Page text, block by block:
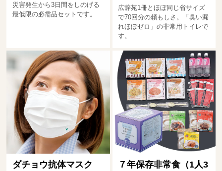
災害発生から3日間をしのげる
最低限の必需品セットです。
広辞苑1冊とほぼ同じ省サイズ
で70回分の頼もしさ。「臭い漏
れほぼゼロ」の非常用トイレで
す。
ダチョウ抗体マスク
７年保存非常食（1人3